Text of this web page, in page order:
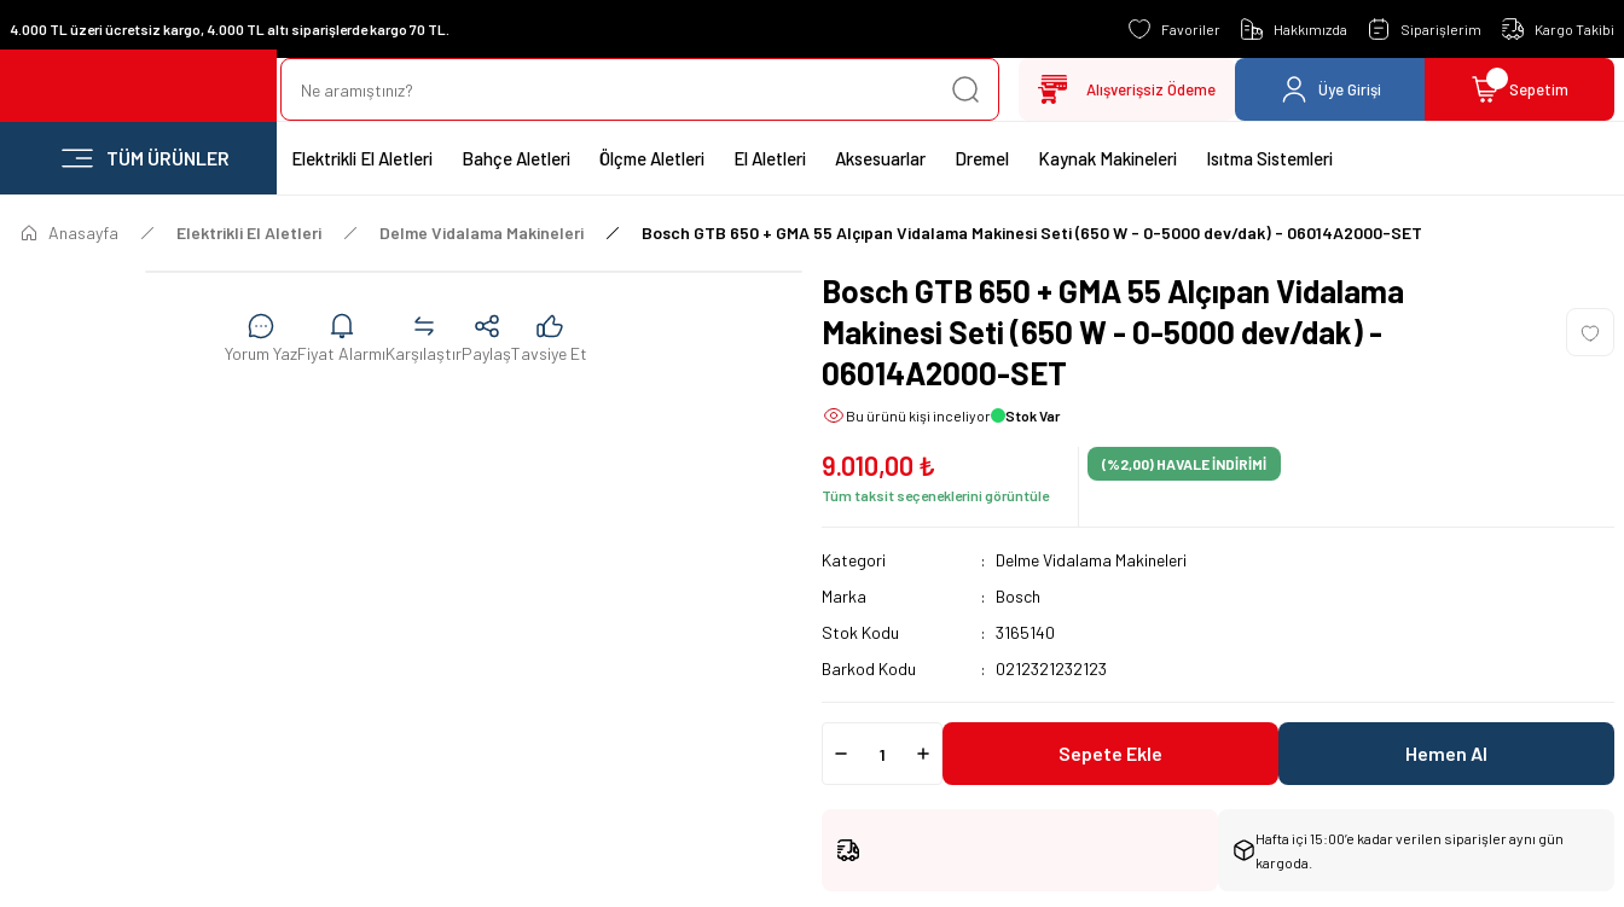
4.000 TL üzeri ücretsiz kargo, 4.000 TL altı siparişlerde kargo 70 TL. Favoriler Hakkımızda Siparişlerim Kargo Takibi
Alışverişsiz Ödeme Üye Girişi Sepetim
TÜM ÜRÜNLER Elektrikli El Aletleri Bahçe Aletleri Ölçme Aletleri El Aletleri Aksesuarlar Dremel Kaynak Makineleri Isıtma Sistemleri
Anasayfa Elektrikli El Aletleri Delme Vidalama Makineleri Bosch GTB 650 + GMA 55 Alçıpan Vidalama Makinesi Seti (650 W - 0-5000 dev/dak) - 06014A2000-SET
Yorum YazFiyat AlarmıKarşılaştırPaylaşTavsiye Et
Bosch GTB 650 + GMA 55 Alçıpan Vidalama
Makinesi Seti (650 W - 0-5000 dev/dak) -
06014A2000-SET
Bu ürünü kişi inceliyor Stok Var
9.010,00 ₺
Tüm taksit seçeneklerini görüntüle
(%2,00) HAVALE İNDİRİMİ
Kategori
Delme Vidalama Makineleri
Marka
Bosch
Stok Kodu
3165140
Barkod Kodu
0212321232123
Sepete Ekle Hemen Al
Hafta içi 15:00’e kadar verilen siparişler aynı gün
kargoda.